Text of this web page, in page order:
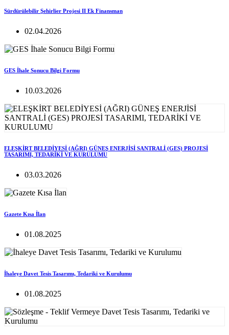
Sürdürülebilir Şehirlier Projesi II Ek Finansman
02.04.2026
GES İhale Sonucu Bilgi Formu
10.03.2026
ELEŞKİRT BELEDİYESİ (AĞRI) GÜNEŞ ENERJİSİ SANTRALİ (GES) PROJESİ
TASARIMI, TEDARİKİ VE KURULUMU
03.03.2026
Gazete Kısa İlan
01.08.2025
İhaleye Davet Tesis Tasarımı, Tedariki ve Kurulumu
01.08.2025